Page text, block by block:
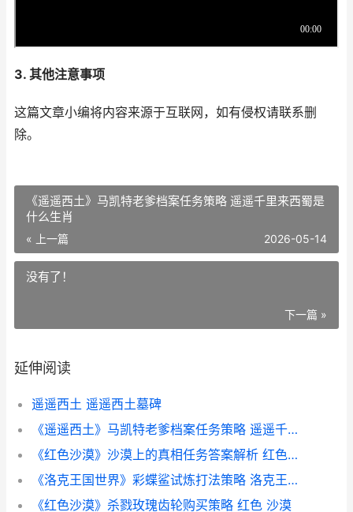
3. 其他注意事项
这篇文章小编将内容来源于互联网，如有侵权请联系删
除。
《遥遥西土》马凯特老爹档案任务策略 遥遥千里来西蜀是
什么生肖
« 上一篇 2026-05-14
没有了！
下一篇 »
延伸阅读
遥遥西土 遥遥西土墓碑
《遥遥西土》马凯特老爹档案任务策略 遥遥千里来西蜀是什么生肖
《红色沙漠》沙漠上的真相任务答案解析 红色沙漠沙漠遗迹
《洛克王国世界》彩蝶鲨试炼打法策略 洛克王国世界不褪色的羁绊
《红色沙漠》杀戮玫瑰齿轮购买策略 红色 沙漠